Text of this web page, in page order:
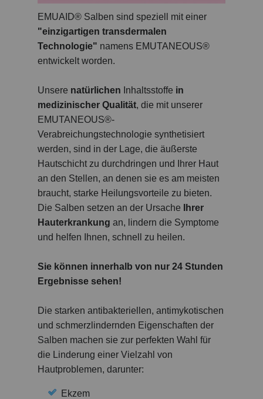
EMUAID® Salben sind speziell mit einer
"einzigartigen transdermalen
Technologie" namens EMUTANEOUS®
entwickelt worden.
Unsere natürlichen Inhaltsstoffe in
medizinischer Qualität, die mit unserer
EMUTANEOUS®-
Verabreichungstechnologie synthetisiert
werden, sind in der Lage, die äußerste
Hautschicht zu durchdringen und Ihrer Haut
an den Stellen, an denen sie es am meisten
braucht, starke Heilungsvorteile zu bieten.
Die Salben setzen an der Ursache
Ihrer
Hauterkrankung an, lindern die Symptome
und helfen Ihnen, schnell zu heilen.
Sie können innerhalb von nur 24 Stunden
Ergebnisse sehen!
Die starken antibakteriellen, antimykotischen
und schmerzlindernden Eigenschaften der
Salben machen sie zur perfekten Wahl für
die Linderung einer Vielzahl von
Hautproblemen, darunter:
Ekzem